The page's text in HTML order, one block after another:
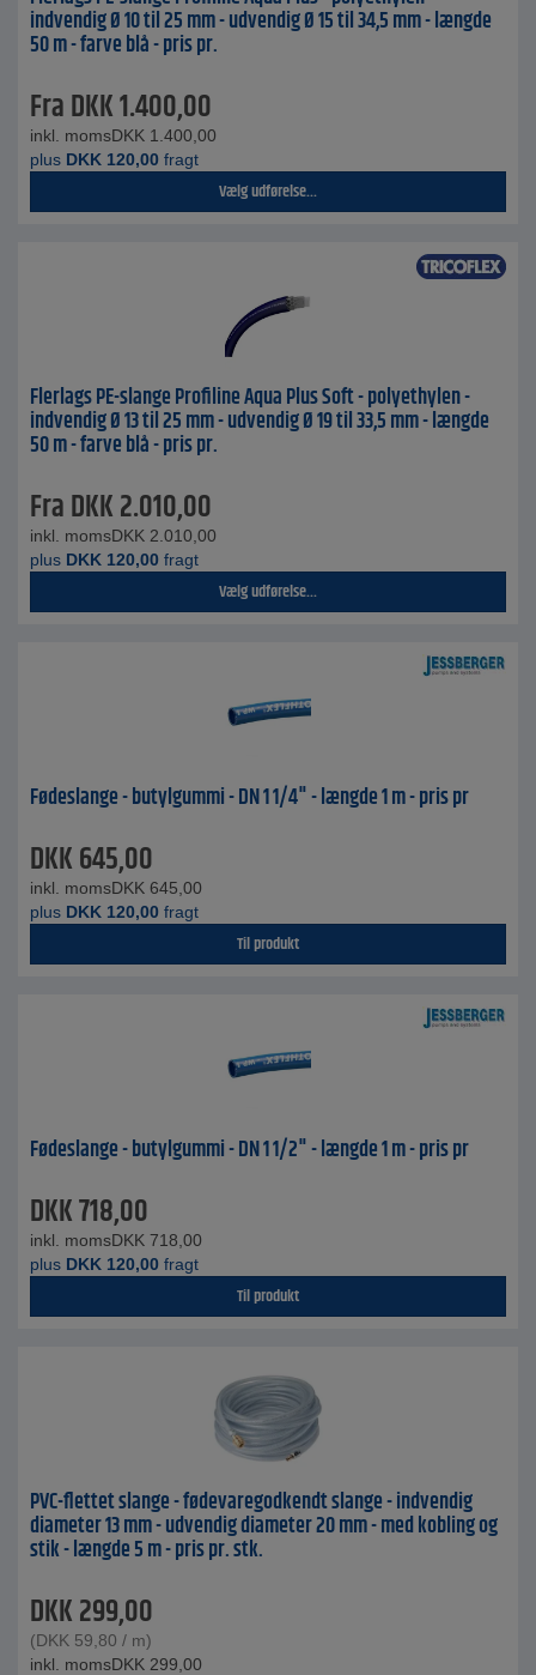
indvendig Ø 10 til 25 mm - udvendig Ø 15 til 34,5 mm - længde
50 m - farve blå - pris pr.
FraDKK1.400,00
inkl. momsDKK 1.400,00
plus DKK 120,00 fragt
Vælg udførelse...
Flerlags PE-slange Profiline Aqua Plus Soft - polyethylen -
indvendig Ø 13 til 25 mm - udvendig Ø 19 til 33,5 mm - længde
50 m - farve blå - pris pr.
FraDKK2.010,00
inkl. momsDKK 2.010,00
plus DKK 120,00 fragt
Vælg udførelse...
Fødeslange - butylgummi - DN 1 1/4" - længde 1 m - pris pr
DKK645,00
inkl. momsDKK 645,00
plus DKK 120,00 fragt
Til produkt
Fødeslange - butylgummi - DN 1 1/2" - længde 1 m - pris pr
DKK718,00
inkl. momsDKK 718,00
plus DKK 120,00 fragt
Til produkt
PVC-flettet slange - fødevaregodkendt slange - indvendig
diameter 13 mm - udvendig diameter 20 mm - med kobling og
stik - længde 5 m - pris pr. stk.
DKK299,00
(DKK 59,80 / m)
inkl. momsDKK 299,00